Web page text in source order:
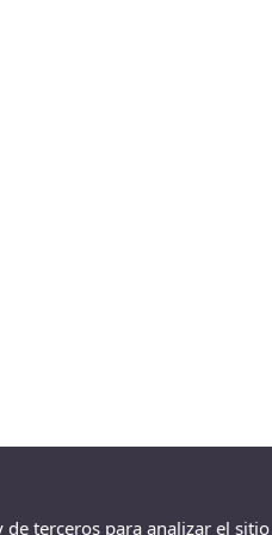
de terceros para analizar el